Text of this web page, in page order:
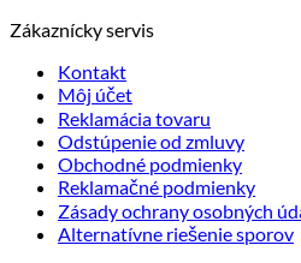
Zákaznícky servis
Kontakt
Môj účet
Reklamácia tovaru
Odstúpenie od zmluvy
Obchodné podmienky
Reklamačné podmienky
Zásady ochrany osobných
Alternatívne riešenie sporov